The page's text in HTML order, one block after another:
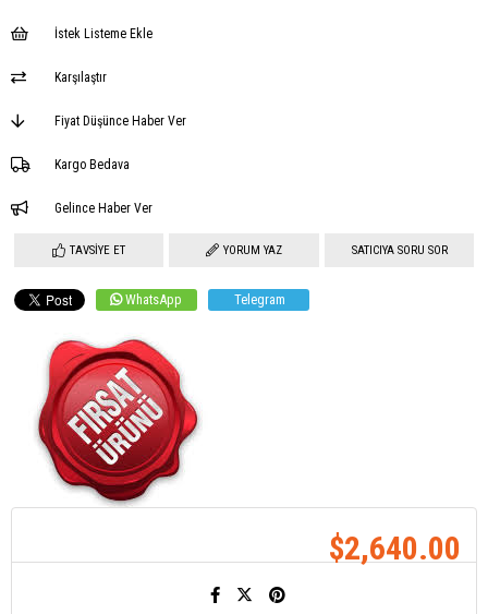
İstek Listeme Ekle
Karşılaştır
Fiyat Düşünce Haber Ver
Kargo Bedava
Gelince Haber Ver
TAVSIYE ET YORUM YAZ SATICIYA SORU SOR
WhatsApp Telegram
$2,640.00